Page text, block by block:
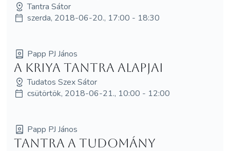
Tantra Sátor
szerda, 2018-06-20., 17:00 - 18:30
Papp PJ János
A Kriya Tantra alapjai
Tudatos Szex Sátor
csütörtök, 2018-06-21., 10:00 - 12:00
Papp PJ János
Tantra a tudomány